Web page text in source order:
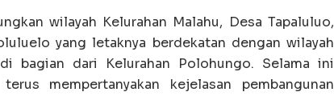
wilayah Kelurahan Malahu, Desa Tapaluluo,
yang letaknya berdekatan dengan wilayah
bagian dari Kelurahan Polohungo. Selama ini
mempertanyakan kejelasan pembangunan